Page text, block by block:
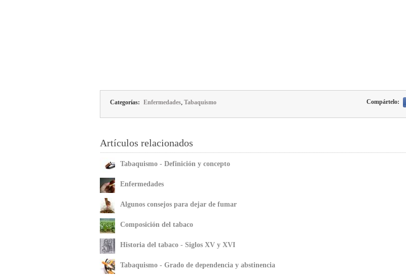
Categorías: Enfermedades, Tabaquismo Compártelo:
Artículos relacionados
Tabaquismo - Definición y concepto
Enfermedades
Algunos consejos para dejar de fumar
Composición del tabaco
Historia del tabaco - Siglos XV y XVI
Tabaquismo - Grado de dependencia y abstinencia